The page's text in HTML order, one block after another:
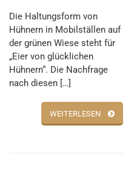
Die Haltungsform von
Hühnern in Mobilställen auf
der grünen Wiese steht für
„Eier von glücklichen
Hühnern“. Die Nachfrage
nach diesen […]
WEITERLESEN